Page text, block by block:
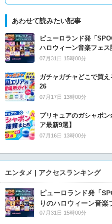
あわせて読みたい記事
ピューロランド発「
ハロウィーン音楽フェス
07月31日 15時00分
ガチャガチャどこで買
26
07月17日 13時00分
プリキュアのガシャポ
ア最新9選】
07月16日 13時00分
エンタメ | アクセスランキング
ピューロランド発「
りのハロウィーン音楽
07月31日 15時00分